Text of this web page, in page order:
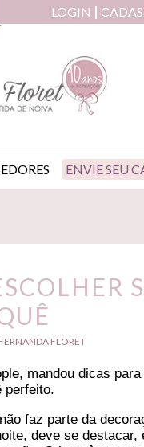
LOGIN
ENVIE SEU
FLORET
mandou dicas
perfeito.
faz parte da
deve se destacar,